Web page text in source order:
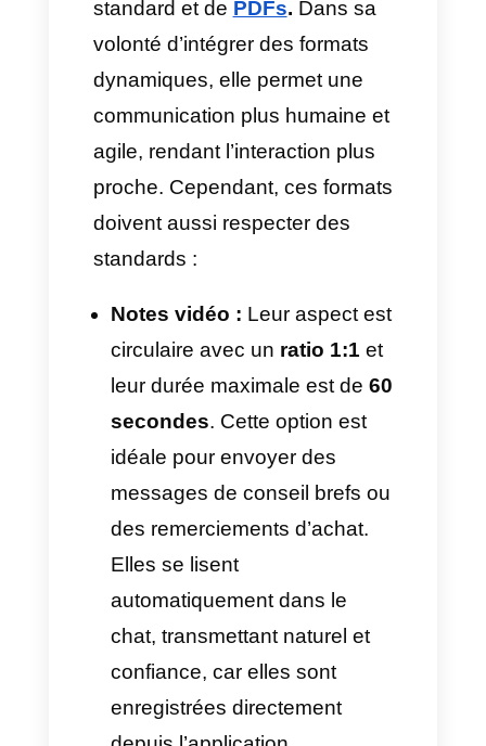
regroupés. Chaque carte doit
mesurer1125 × 600 pixels
avec un ratio fixe de
1,91:1
faut conserver cette
dimension dans ces formats
sur l’API WhatsApp, car en
carrées ou horizontales, Meta
modèle.
Aperçus de liens web :
correctement configurer les
balises Open Graph avec les
spécifications :
1200 x 630
pixelset s’assurer que le
poids ne dépasse pas
Ko. Ainsi, la miniature visible